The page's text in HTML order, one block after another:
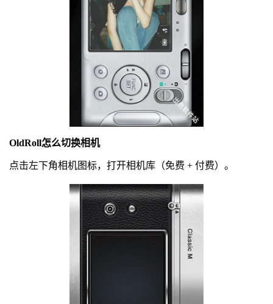
OldRoll怎么切换相机
点击左下角相机图标，打开相机库（免费 + 付费）。